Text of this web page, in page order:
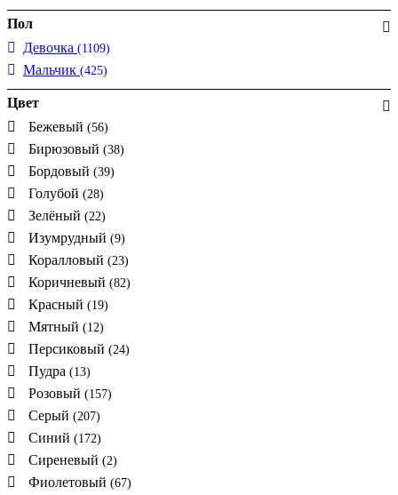
Пол
Девочка (1109)
Мальчик (425)
Цвет
Бежевый (56)
Бирюзовый (38)
Бордовый (39)
Голубой (28)
Зелёный (22)
Изумрудный (9)
Коралловый (23)
Коричневый (82)
Красный (19)
Мятный (12)
Персиковый (24)
Пудра (13)
Розовый (157)
Серый (207)
Синий (172)
Сиреневый (2)
Фиолетовый (67)